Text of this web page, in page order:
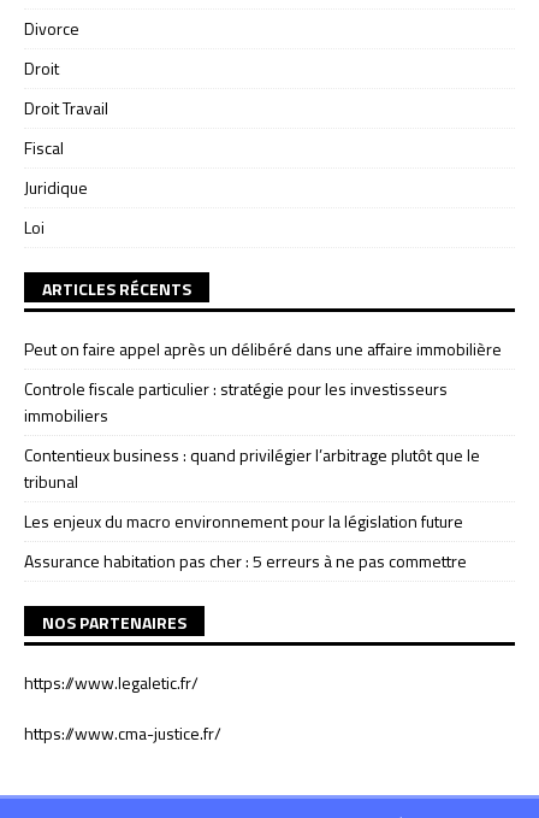
Divorce
Droit
Droit Travail
Fiscal
Juridique
Loi
ARTICLES RÉCENTS
Peut on faire appel après un délibéré dans une affaire immobilière
Controle fiscale particulier : stratégie pour les investisseurs
immobiliers
Contentieux business : quand privilégier l’arbitrage plutôt que le
tribunal
Les enjeux du macro environnement pour la législation future
Assurance habitation pas cher : 5 erreurs à ne pas commettre
NOS PARTENAIRES
https://www.legaletic.fr/
https://www.cma-justice.fr/